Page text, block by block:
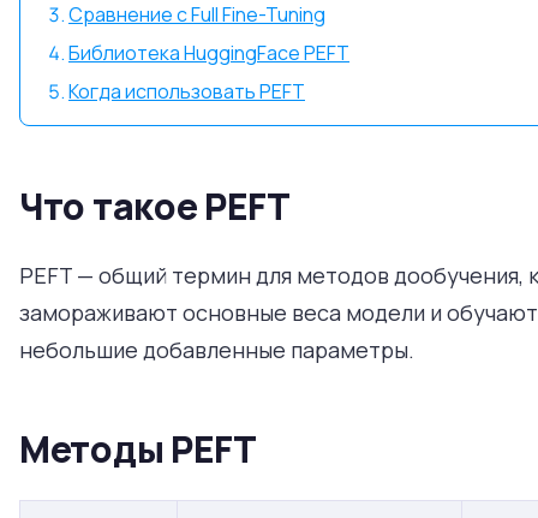
Сравнение с Full Fine-Tuning
Библиотека HuggingFace PEFT
Когда использовать PEFT
Что такое PEFT
PEFT — общий термин для методов дообучения,
замораживают основные веса модели и
небольшие добавленные параметры.
Методы PEFT